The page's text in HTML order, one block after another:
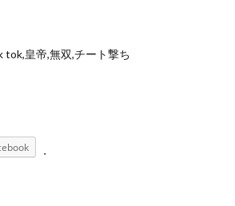
tok,皇帝,無双,チート撃ち